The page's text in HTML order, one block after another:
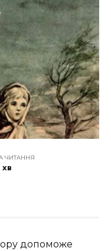
ЧИТАННЯ
хв
допоможе